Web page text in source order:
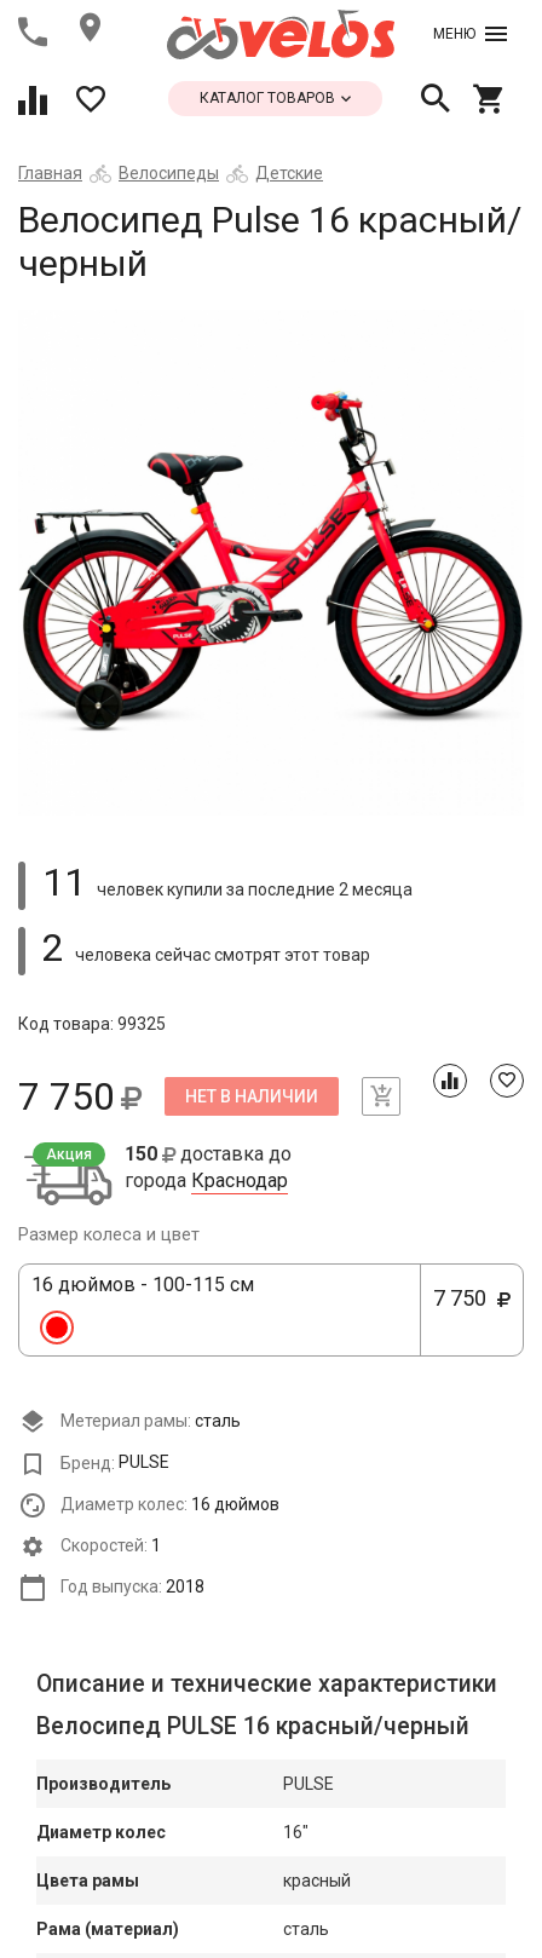
МЕНЮ
КАТАЛОГ ТОВАРОВ
Главная Велосипеды Детские
Велосипед Pulse 16 красный/
черный
11 человек купили за последние 2 месяца
2 человека сейчас смотрятэтот товар
Код товара: 99325
7 750 НЕТ В НАЛИЧИИ
Акция 150
доставка до
города Краснодар
Размер колеса и цвет
16 дюймов - 100-115 см
7 750
Метериал рамы: сталь
Бренд: PULSE
Диаметр колес: 16 дюймов
Cкоростей: 1
Год выпуска: 2018
Описание и технические характеристики
Велосипед PULSE 16 красный/черный
Производитель PULSE
Диаметр колес 16"
Цвета рамы красный
Рама (материал) сталь